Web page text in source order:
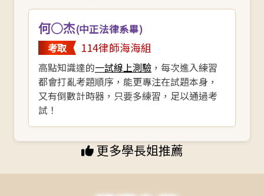
何○杰(中正法律系畢)
考取
114律師海海組
高點知識達的一試線上測驗 ，每次進入練習
都會打亂考題順序，能更專注在試題本身，
又有倒數計時器，只要多練習，足以通過考
試！
更多學長姐推薦